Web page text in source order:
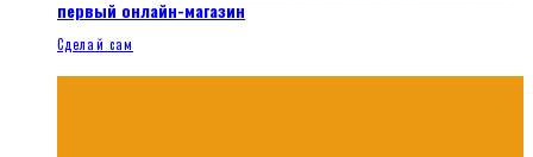
первый онлайн-магазин
Сделай сам